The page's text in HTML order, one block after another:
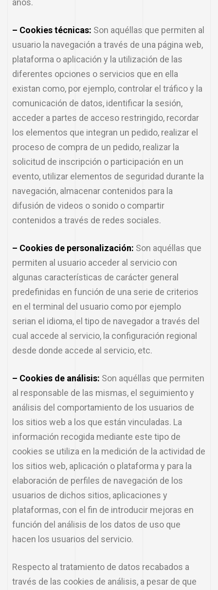
años.
– Cookies técnicas: Son aquéllas que permiten al
usuario la navegación a través de una página web,
plataforma o aplicación y la utilización de las
diferentes opciones o servicios que en ella
existan como, por ejemplo, controlar el tráfico y la
comunicación de datos, identificar la sesión,
acceder a partes de acceso restringido, recordar
los elementos que integran un pedido, realizar el
proceso de compra de un pedido, realizar la
solicitud de inscripción o participación en un
evento, utilizar elementos de seguridad durante la
navegación, almacenar contenidos para la
difusión de videos o sonido o compartir
contenidos a través de redes sociales.
– Cookies de personalización: Son aquéllas que
permiten al usuario acceder al servicio con
algunas características de carácter general
predefinidas en función de una serie de criterios
en el terminal del usuario como por ejemplo
serian el idioma, el tipo de navegador a través del
cual accede al servicio, la configuración regional
desde donde accede al servicio, etc.
– Cookies de análisis: Son aquéllas que permiten
al responsable de las mismas, el seguimiento y
análisis del comportamiento de los usuarios de
los sitios web a los que están vinculadas. La
información recogida mediante este tipo de
cookies se utiliza en la medición de la actividad de
los sitios web, aplicación o plataforma y para la
elaboración de perfiles de navegación de los
usuarios de dichos sitios, aplicaciones y
plataformas, con el fin de introducir mejoras en
función del análisis de los datos de uso que
hacen los usuarios del servicio.
Respecto al tratamiento de datos recabados a
través de las cookies de análisis, a pesar de que